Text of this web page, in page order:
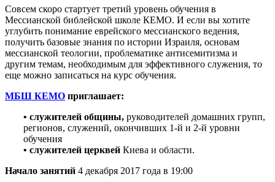
Совсем скоро стартует третий уровень обучения в
Мессианской библейской школе КЕМО. И если вы хотите
углубить понимание еврейского мессианского ведения,
получить базовые знания по истории Израиля, основам
мессианской теологии, проблематике антисемитизма и
другим темам, необходимым для эффективного служения, то
еще можно записаться на курс обучения.
МБШ КЕМО приглашает:
• служителей общины, руководителей домашних групп,
регионов, служений, окончивших 1-й и 2-й уровни
обучения
• служителей церквей Киева и области.
Начало занятий 4 декабря 2017 года в 19:00